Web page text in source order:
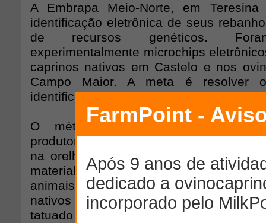
A Embrapa Meio-Norte, em
identificação eletrônica de seus
de recursos genéticos.
experimentalmente microchips
caprinos nativos em Castelo e nos
Campo Maior. A meta é resolver
identificação individual.
O método tradicional, utilizado
produtores, é composto de brincos de
na orelha ou colar. O problema é
material no campo. As tatuagens são
animais registrados, mas como a
nativos possui pele escura, a
tatuado é muito difícil e passível de erro.